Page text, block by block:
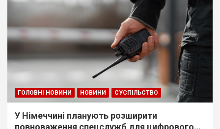
ГОЛОВНІ НОВИНИ НОВИНИ СУСПІЛЬСТВО
У Німеччині планують розширити